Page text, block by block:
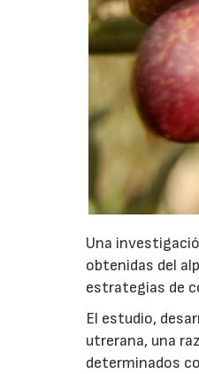
Una
obtenidas del
estrategias de
El estudio,
utrerana, una
determinados